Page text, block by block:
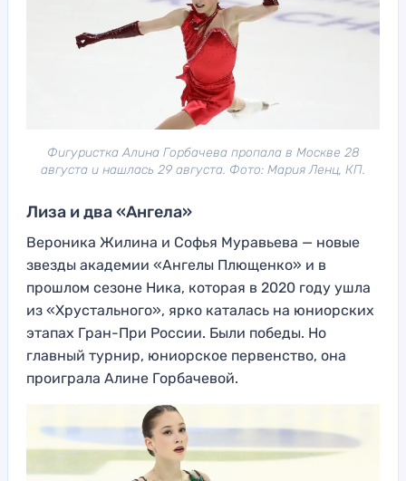
Фигуристка Алина Горбачева пропала в Москве 28
августа и нашлась 29 августа. Фото: Мария Ленц, КП.
Лиза и два «Ангела»
Вероника Жилина и Софья Муравьева — новые
звезды академии «Ангелы Плющенко» и в
прошлом сезоне Ника, которая в 2020 году ушла
из «Хрустального», ярко каталась на юниорских
этапах Гран-При России. Были победы. Но
главный турнир, юниорское первенство, она
проиграла Алине Горбачевой.